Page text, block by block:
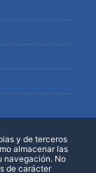
y de terceros
almacenar las
navegación. No
de carácter